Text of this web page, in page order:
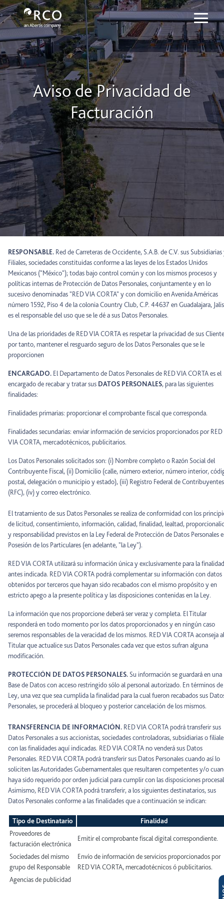
Siirry pääsisältöön
Aviso de Privacidad de Facturación
Aviso de Privacidad de
Facturación
RESPONSABLE. Red de Carreteras de Occidente, S.A.B. de C.V. sus Subsidiarias
Filiales, sociedades constituidas conforme a las leyes de los Estados Unidos
Mexicanos ("México"); todas bajo control común y con los mismos procesos y
políticas internas de Protección de Datos Personales, conjuntamente y en lo
sucesivo denominadas "RED VIA CORTA" y con domicilio en Avenida Américas
número 1592, Piso 4 de la colonia Country Club, C.P. 44637 en Guadalajara,
es el responsable del uso que se le dé a sus Datos Personales.
Una de las prioridades de RED VIA CORTA es respetar la privacidad de sus
por tanto, mantener el resguardo seguro de los Datos Personales que se le
proporcionen
ENCARGADO. El Departamento de Datos Personales de RED VIA CORTA es el
encargado de recabar y tratar sus DATOS PERSONALES, para las siguientes
finalidades:
Finalidades primarias: proporcionar el comprobante fiscal que corresponda.
Finalidades secundarias: enviar información de servicios proporcionados por RED
VIA CORTA, mercadotécnicos, publicitarios.
Los Datos Personales solicitados son: (i) Nombre completo o Razón Social del
Contribuyente Fiscal, (ii) Domicilio (calle, número exterior, número interior,
postal, delegación o municipio y estado), (iii) Registro Federal de Contribuyentes
(RFC), (iv) y correo electrónico.
El tratamiento de sus Datos Personales se realiza de conformidad con los
de licitud, consentimiento, información, calidad, finalidad, lealtad,
y responsabilidad previstos en la Ley Federal de Protección de Datos Personales
Posesión de los Particulares (en adelante, "la Ley").
RED VIA CORTA utilizará su información única y exclusivamente para la finalidad
antes indicada. RED VIA CORTA podrá complementar su información con datos
obtenidos por terceros que hayan sido recabados con el mismo propósito y en
estricto apego a la presente política y las disposiciones contenidas en la Ley.
La información que nos proporcione deberá ser veraz y completa. El Titular
responderá en todo momento por los datos proporcionados y en ningún caso
seremos responsables de la veracidad de los mismos. RED VIA CORTA aconseja al
Titular que actualice sus Datos Personales cada vez que estos sufran alguna
modificación.
PROTECCIÓN DE DATOS PERSONALES. Su información se guardará en una
Base de Datos con acceso restringido sólo al personal autorizado. En términos
Ley, una vez que sea cumplida la finalidad para la cual fueron recabados sus
Personales, se procederá al bloqueo y posterior cancelación de los mismos.
TRANSFERENCIA DE INFORMACIÓN. RED VIA CORTA podrá transferir sus
Datos Personales a sus accionistas, sociedades controladoras, subsidiarias o
con las finalidades aquí indicadas. RED VIA CORTA no venderá sus Datos
Personales. RED VIA CORTA podrá transferir sus Datos Personales cuando así lo
soliciten las Autoridades Gubernamentales que resultaren competentes y/o
haya sido requerido por orden judicial para cumplir con las disposiciones
Asimismo, RED VIA CORTA podrá transferir, a los siguientes destinatarios, sus
Datos Personales conforme a las finalidades que a continuación se indican:
Tipo de Destinatario
Finalidad
Proveedores de
facturación electrónica
Emitir el comprobante fiscal digital correspondiente.
Sociedades del mismo
grupo del Responsable
Envío de información de servicios proporcionados por
RED VIA CORTA, mercadotécnicos ó publicitarios.
Agencias de publicidad